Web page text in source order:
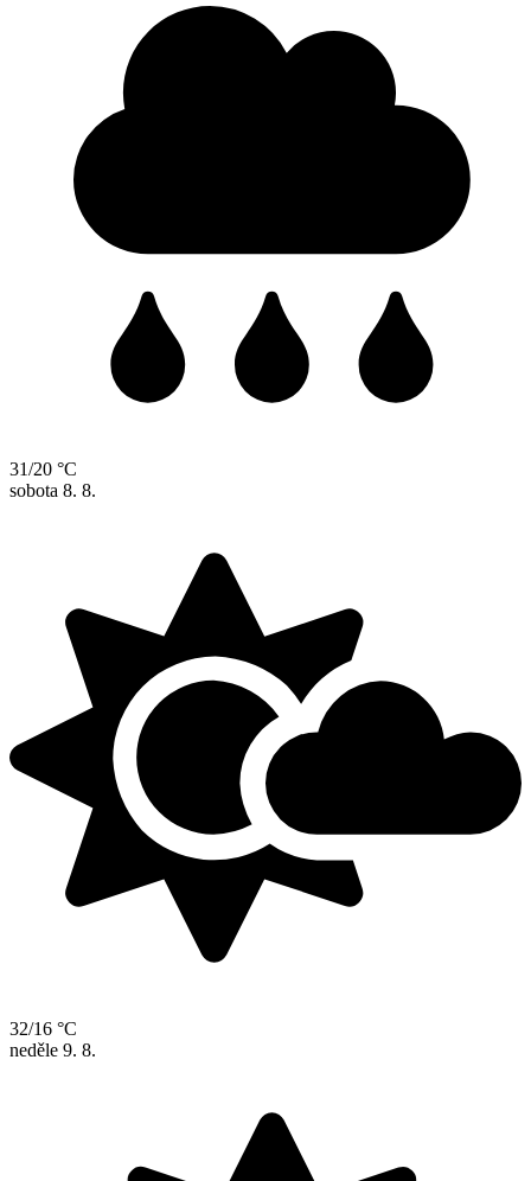
31/20 °C
sobota 8. 8.
32/16 °C
neděle 9. 8.